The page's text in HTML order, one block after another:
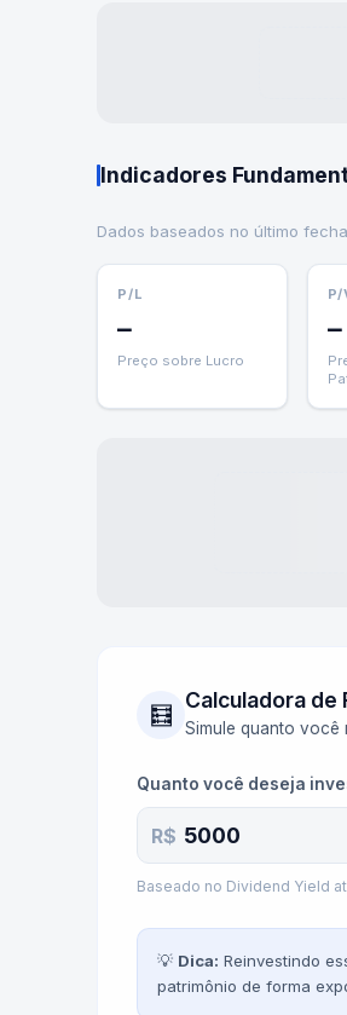
Indicadores
Dados baseados no último
P/L
—
Preço sobre Lucro
P/
—
🧮 Calculadora de
Simule quanto você
Quanto você deseja
R$
Baseado no Dividend Yield
💡 Dica: Reinvestindo
patrimônio de forma